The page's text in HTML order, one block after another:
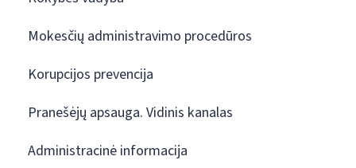
Mokesčių administravimo procedūros
Korupcijos prevencija
Pranešėjų apsauga. Vidinis kanalas
Administracinė informacija